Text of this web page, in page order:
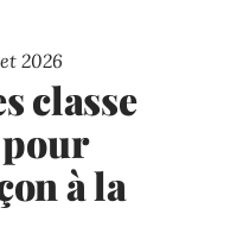
2026
classe
à la